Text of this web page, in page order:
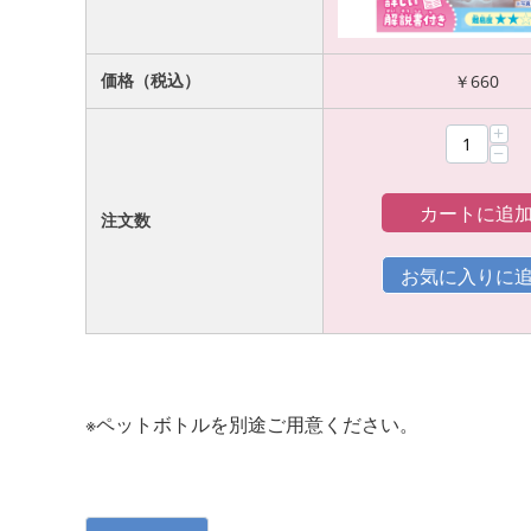
価格（税込） ￥660
注文数
+
−
カートに追
※ペットボトルを別途ご用意ください。